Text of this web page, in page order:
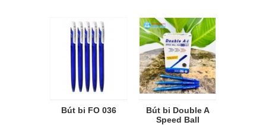
Bút bi FO 036
Bút bi Double A
Speed Ball